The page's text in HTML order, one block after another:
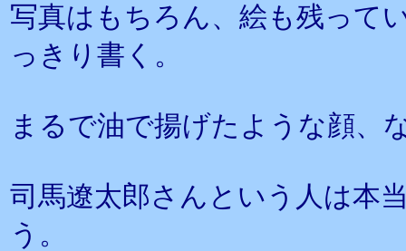
写真はもちろん、絵も残って
っきり書く。
まるで油で揚げたような顔、
司馬遼太郎さんという人は本
う。